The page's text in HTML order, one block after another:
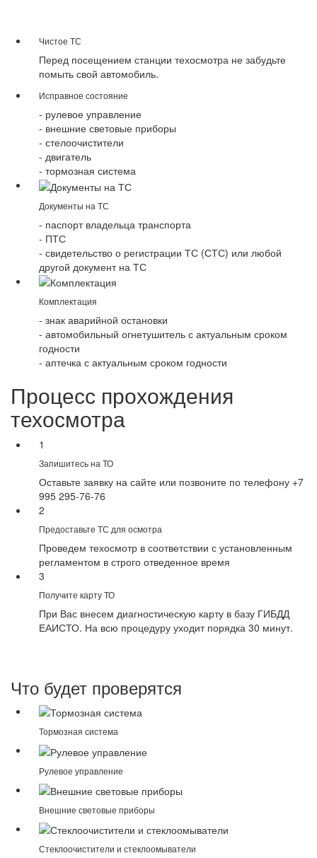
Чистое ТС
Перед посещением станции техосмотра не забудьте
помыть свой автомобиль.
Исправное состояние
- рулевое управление
- внешние световые приборы
- стелоочистители
- двигатель
- тормозная система
Документы на ТС
- паспорт владельца транспорта
- ПТС
- свидетельство о регистрации ТС (СТС) или любой
другой документ на ТС
Комплектация
- знак аварийной остановки
- автомобильный огнетушитель с актуальным сроком
годности
- аптечка с актуальным сроком годности
Процесс прохождения
техосмотра
1
Запишитесь на ТО
Оставьте заявку на сайте или позвоните по телефону +7
995 295-76-76
2
Предоставьте ТС для осмотра
Проведем техосмотр в соответствии с установленным
регламентом в строго отведенное время
3
Получите карту ТО
При Вас внесем диагностическую карту в базу ГИБДД
ЕАИСТО. На всю процедуру уходит порядка 30 минут.
Что будет проверятся
Тормозная система
Рулевое управление
Внешние световые приборы
Стеклоочистители и стеклоомыватели